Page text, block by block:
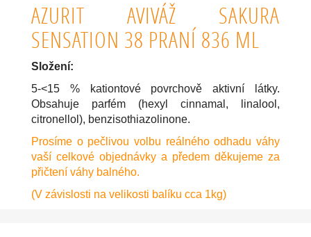
AZURIT AVIVÁŽ SAKURA
SENSATION 38 PRANÍ 836 ML
Složení:
5-<15 % kationtové povrchově aktivní látky.
Obsahuje parfém (hexyl cinnamal, linalool,
citronellol), benzisothiazolinone.
Prosíme o pečlivou volbu reálného odhadu váhy
vaší celkové objednávky a předem děkujeme za
přičtení váhy balného.
(V závislosti na velikosti balíku cca 1kg)